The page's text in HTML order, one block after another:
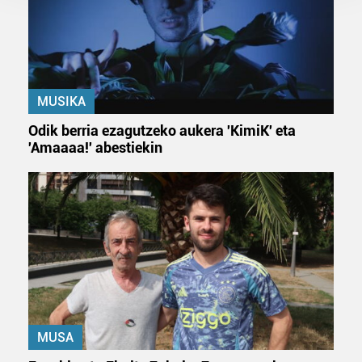
prozesatzen ditugu, zure IP zenbakia, besteak beste,
teknologia erabiliz, cookieak adibidez, iragarki eta eduki
pertsonalizatuak eskaintzeko, iragarkiak eta edukia
neurtzeko, jendeari buruzko informazioa biltzeko eta
produktuak garatzeko. Zure datuak nork eta zertarako
erabiltzen dituen hauta dezakezu.
Bazkide batzuek ez dizute baimenik eskatzen, eta beren
interes komertzial legitimoetan babesten dira. Ikusi gure
bazkideen zerrenda, beren ustez zein helburutarako
duten interes legitimoa eta horren aurka nola egin
dezakezun ikusteko.
Lortu zure datu pertsonalak prozesatzeko moduari
buruzko informazio gehiago eta ezarri zure lehentasunak
datuen atalean. Edozein unetan alda edo ken dezakezu
zure baimena Cookieen adierazpenean.
MUSIKA
Odik berria ezagutzeko aukera 'KimiK' eta
'Amaaaa!' abestiekin
MUSA